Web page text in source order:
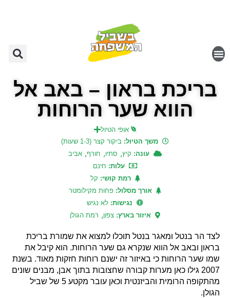
בריכת בראון – באב אל
הווא שער הרוחות
אופי הטיול
משך הטיול: ביקור קצר (1-3 שעות)
עונה: קיץ, סתיו, חורף, אביב
עלות: חינם
רמת קושי: קל
אורך מסלול: פחות מקילומטר
נגישות: לא נגיש
איזור בארץ: צפון, רמת הגולן
לצד הר בנטל ומאגר בנטל תוכלו למצוא את שמורת בריכת
בראון ובאב אל הווא שנקרא גם שער הרוחות. הוא קיבל את
שמו שער הרוחות כי באיזור זה ישנם רוחות חזקות מאוד. בשנת
2007 גילו כאן מערות קבורה שחצובות בתוך אבן, מבנים שונים
מהתקופה הרומית והביזנטית וכאן עובר מקטע 5 של שביל
הגולן.